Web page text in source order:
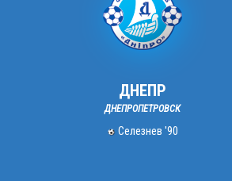
ДНЕПР
ДНЕПРОПЕТРОВСК
Селезнев '90